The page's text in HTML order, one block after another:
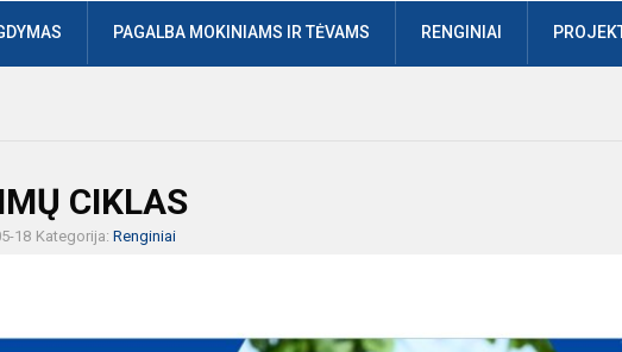
PAGALBA MOKINIAMS IR TĖVAMS RENGINIAI
CIKLAS
18 Kategorija: Renginiai